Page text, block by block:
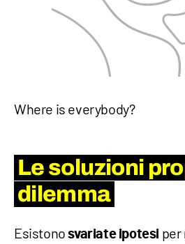
Where is everybody?
Le soluzioni
dilemma
Esistonosvariate ipotesi per